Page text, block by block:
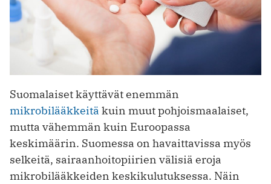
Suomalaiset käyttävät enemmän
mikrobilääkkeitä kuin muut pohjoismaalaiset,
mutta vähemmän kuin Euroopassa
keskimäärin. Suomessa on havaittavissa myös
selkeitä, sairaanhoitopiirien välisiä eroja
mikrobilääkkeiden keskikulutuksessa. Näin